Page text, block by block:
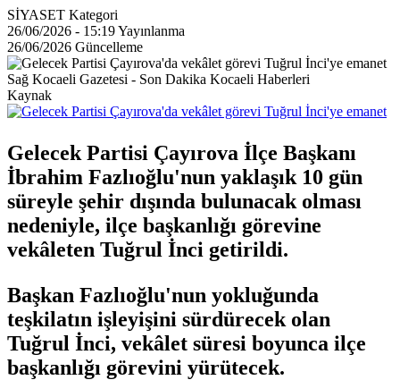
SİYASET Kategori
26/06/2026 - 15:19Yayınlanma
26/06/2026 Güncelleme
Sağ Kocaeli Gazetesi - Son Dakika Kocaeli Haberleri
Kaynak
Gelecek Partisi Çayırova İlçe Başkanı
İbrahim Fazlıoğlu'nun yaklaşık 10 gün
süreyle şehir dışında bulunacak olması
nedeniyle, ilçe başkanlığı görevine
vekâleten Tuğrul İnci getirildi.
Başkan Fazlıoğlu'nun yokluğunda
teşkilatın işleyişini sürdürecek olan
Tuğrul İnci, vekâlet süresi boyunca ilçe
başkanlığı görevini yürütecek.